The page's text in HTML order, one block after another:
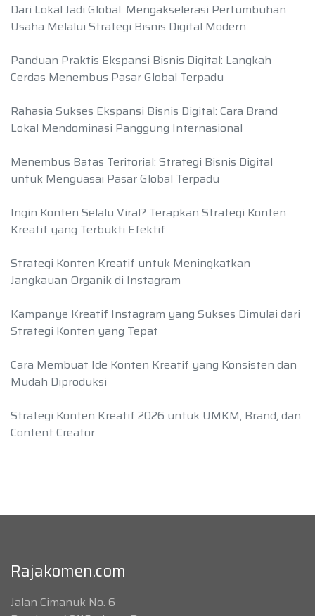
Dari Lokal Jadi Global: Mengakselerasi Pertumbuhan
Usaha Melalui Strategi Bisnis Digital Modern
Panduan Praktis Ekspansi Bisnis Digital: Langkah
Cerdas Menembus Pasar Global Terpadu
Rahasia Sukses Ekspansi Bisnis Digital: Cara Brand
Lokal Mendominasi Panggung Internasional
Menembus Batas Teritorial: Strategi Bisnis Digital
untuk Menguasai Pasar Global Terpadu
Ingin Konten Selalu Viral? Terapkan Strategi Konten
Kreatif yang Terbukti Efektif
Strategi Konten Kreatif untuk Meningkatkan
Jangkauan Organik di Instagram
Kampanye Kreatif Instagram yang Sukses Dimulai dari
Strategi Konten yang Tepat
Cara Membuat Ide Konten Kreatif yang Konsisten dan
Mudah Diproduksi
Strategi Konten Kreatif 2026 untuk UMKM, Brand, dan
Content Creator
Rajakomen.com
Jalan Cimanuk No. 6